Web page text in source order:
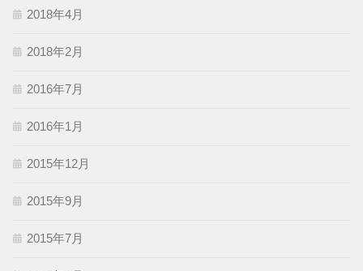
2018年4月
2018年2月
2016年7月
2016年1月
2015年12月
2015年9月
2015年7月